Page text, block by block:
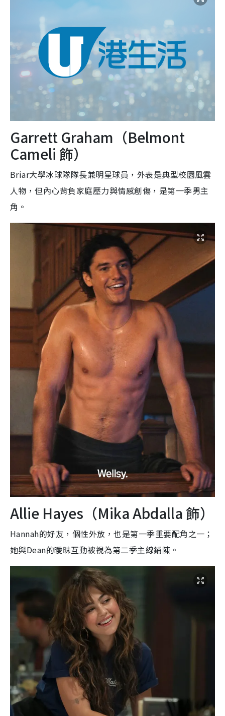
Garrett Graham（Belmont
Cameli 飾）
Briar大學冰球隊隊長兼明星球員，外表是典型校園風雲
人物，但內心背負家庭壓力與情感創傷，是第一季男主
角。
Allie Hayes（Mika Abdalla 飾）
Hannah的好友，個性外放，也是第一季重要配角之一；
她與Dean的曖昧互動被視為第二季主線鋪陳。